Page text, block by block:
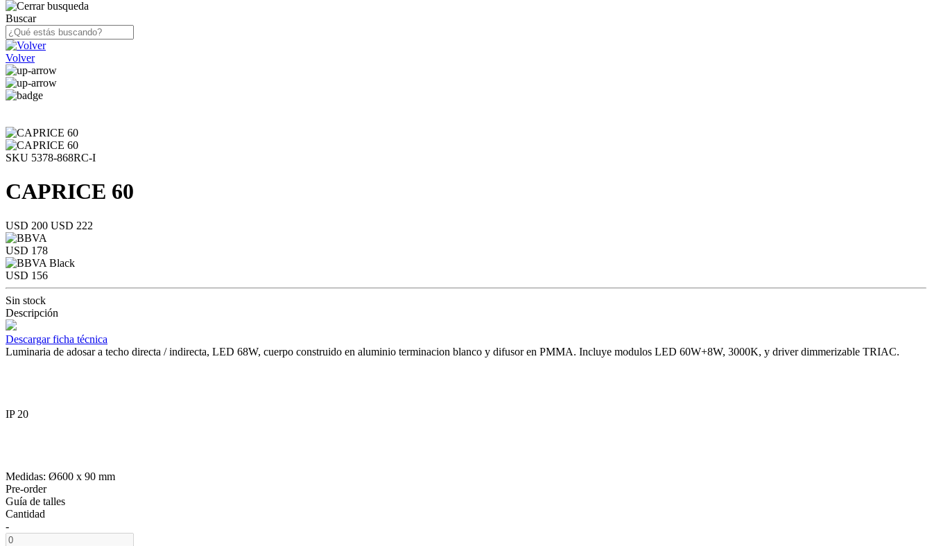
Buscar
Volver
SKU 5378-868RC-I
CAPRICE 60
USD 200 USD 222
USD 178
USD 156
Sin stock
Descripción
Descargar ficha técnica
Luminaria de adosar a techo directa / indirecta, LED 68W, cuerpo construido en aluminio terminacion blanco y difusor en PMMA. Incluye modulos LED 60W+8W, 3000K, y driver dimmerizable TRIAC.
IP 20
Medidas: Ø600 x 90 mm
Pre-order
Guía de talles
Cantidad
-